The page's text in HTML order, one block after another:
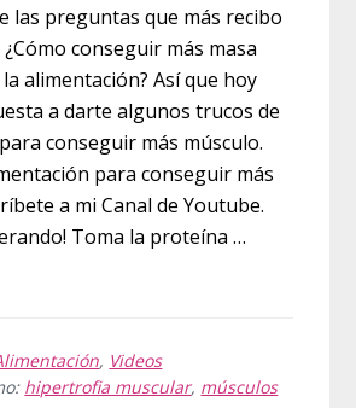
las preguntas que más recibo
conseguir más masa
alimentación? Así que hoy
a darte algunos trucos de
conseguir más músculo.
para conseguir más
a mi Canal de Youtube.
Toma la proteína …
, Videos
hipertrofia muscular, músculos